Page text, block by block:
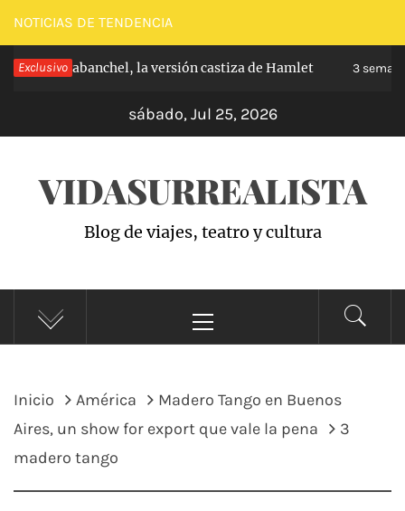
Saltar
al
contenido
NOTICIAS DE TENDENCIA
Exclusivo
de Carabanchel, la versión castiza de Hamlet 3
sábado, Jul 25, 2026
VIDASURREALISTA
Blog de viajes, teatro y cultura
principal
Inicio América
Madero Tango en Buenos
Aires, un show for export que vale la pena
3
madero tango